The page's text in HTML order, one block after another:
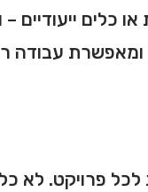
כלים ייעודיים
ומאפשרת עבודה
לכל פרויקט. לא